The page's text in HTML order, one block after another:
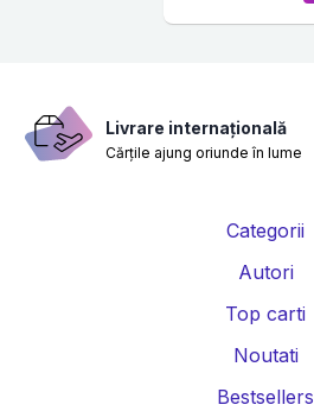
Livrare internațională
Cărțile ajung oriunde în lume
Categorii
Autori
Top carti
Noutati
Bestsellers